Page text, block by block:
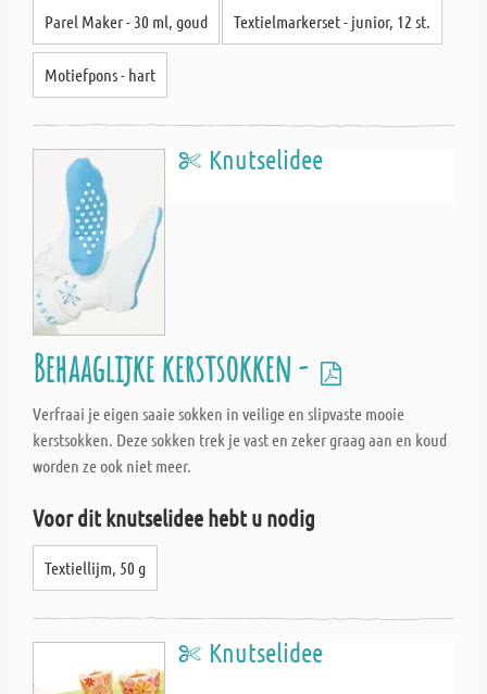
Parel Maker - 30 ml, goud Textielmarkerset - junior, 12 st.
Motiefpons - hart
Knutselidee
Behaaglijke kerstsokken -
Verfraai je eigen saaie sokken in veilige en slipvaste mooie
kerstsokken. Deze sokken trek je vast en zeker graag aan en koud
worden ze ook niet meer.
Voor dit knutselidee hebt u nodig
Textiellijm, 50 g
Knutselidee